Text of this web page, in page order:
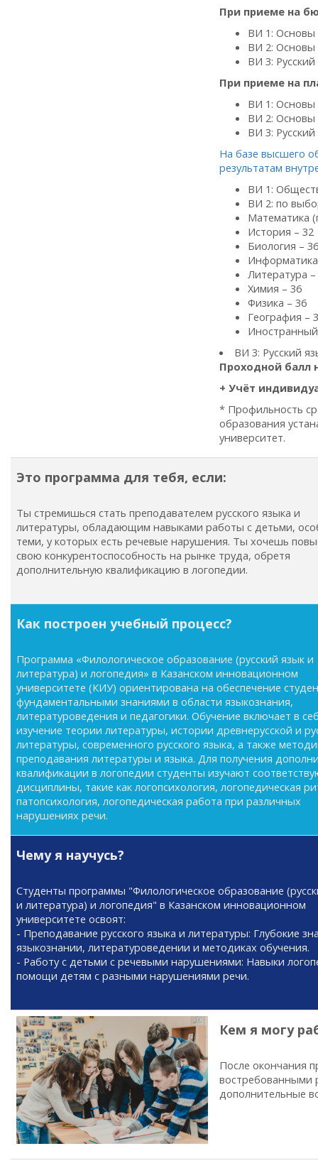
При приеме на
ВИ 1: Основы
ВИ 2: Основы
ВИ 3:
При приеме на
ВИ 1: Основы
ВИ 2: Основы
ВИ 3:
На базе высшего
результатам
ВИ 1:
ВИ 2: по
Математика
История – 32
Биология – 36
Литература –
Химия – 36
Физика – 36
География –
ВИ 3: Русский
Проходной балл
+ Учёт
* Профильность
образования
университет.
Это программа для тебя, если:
Ты стремишься стать преподавателем русского языка и
литературы, обладающим навыками работы с детьми,
теми, у которых есть речевые нарушения. Ты хочешь
свою конкурентоспособность на рынке труда, обретя
дополнительную квалификацию в логопедии.
Как построен учебный процесс?
Программа «Филологическое образование (русский язык и
литература) и логопедия» в Казанском инновационном
университете (КИУ) ориентирована на обеспечение
фундаментальными знаниями в области языкознания,
литературоведения и педагогики. Обучение включает в
изучение теории литературы, истории древнерусской и
литературы, современного русского языка, а также
преподавания литературы и языка. Для получения
квалификации в логопедии студенты изучают
дисциплины, такие как логопсихология, логопедическая
патопсихология, логопедическая работа при различных
нарушениях речи.
Чему я научусь?
Студенты программы "Филологическое образование
и литература) и логопедия" в Казанском инновационном
университете освоят:
- Преподавание русского языка и литературы: Глубокие
языкознании, литературоведении и методиках обучения.
- Работу с детьми с речевыми нарушениями: Навыки
помощи детям с разными нарушениями речи.
Кем я могу
После окончания
востребованными
дополнительные